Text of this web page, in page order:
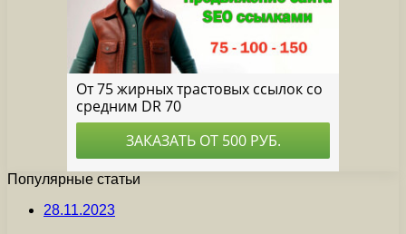
Популярные статьи
28.11.2023